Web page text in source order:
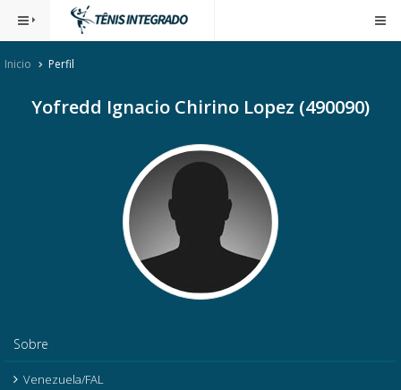
Inicio Perfil
Yofredd Ignacio Chirino Lopez (490090)
Sobre
Venezuela/FAL